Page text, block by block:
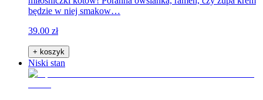
będzie w niej smakow…
39.00 zł
+ koszyk
Niski stan